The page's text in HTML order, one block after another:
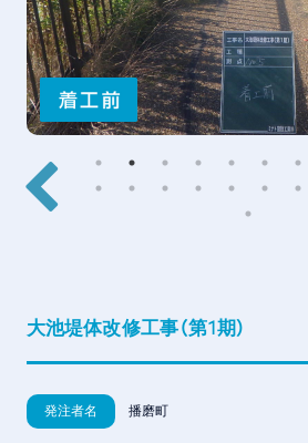
大池堤体改修工事（第1期）
発注者名 播磨町